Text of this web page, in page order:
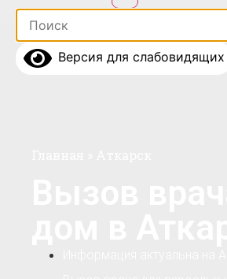
Версия для слабовидящих